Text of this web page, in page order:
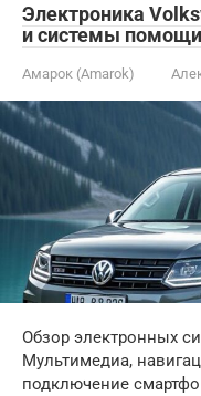
Электроника
и системы помощи
Амарок (Amarok)
Обзор электронных
Мультимедиа,
подключение